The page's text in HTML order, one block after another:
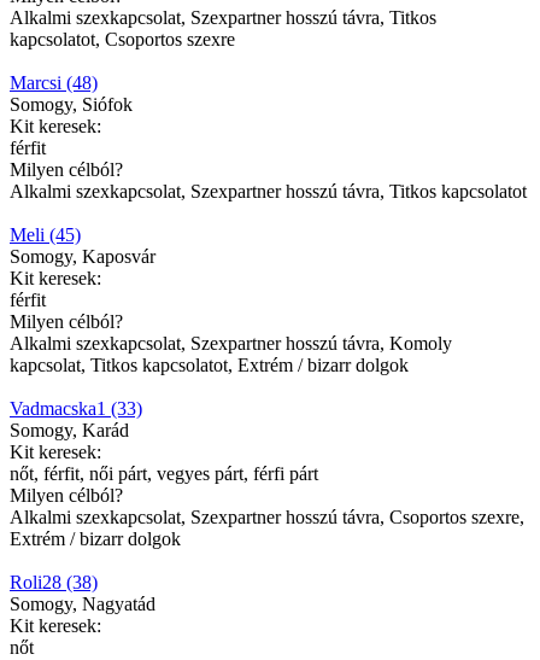
Alkalmi szexkapcsolat, Szexpartner hosszú távra, Titkos
kapcsolatot, Csoportos szexre
Marcsi (48)
Somogy, Siófok
Kit keresek:
férfit
Milyen célból?
Alkalmi szexkapcsolat, Szexpartner hosszú távra, Titkos kapcsolatot
Meli (45)
Somogy, Kaposvár
Kit keresek:
férfit
Milyen célból?
Alkalmi szexkapcsolat, Szexpartner hosszú távra, Komoly
kapcsolat, Titkos kapcsolatot, Extrém / bizarr dolgok
Vadmacska1 (33)
Somogy, Karád
Kit keresek:
nőt, férfit, női párt, vegyes párt, férfi párt
Milyen célból?
Alkalmi szexkapcsolat, Szexpartner hosszú távra, Csoportos szexre,
Extrém / bizarr dolgok
Roli28 (38)
Somogy, Nagyatád
Kit keresek:
nőt